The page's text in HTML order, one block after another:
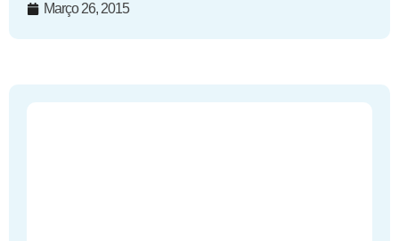
Março 26, 2015